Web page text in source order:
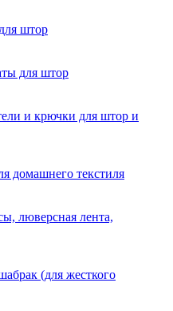
штор
для штор
и крючки для штор и
домашнего текстиля
люверсная лента,
(для жесткого